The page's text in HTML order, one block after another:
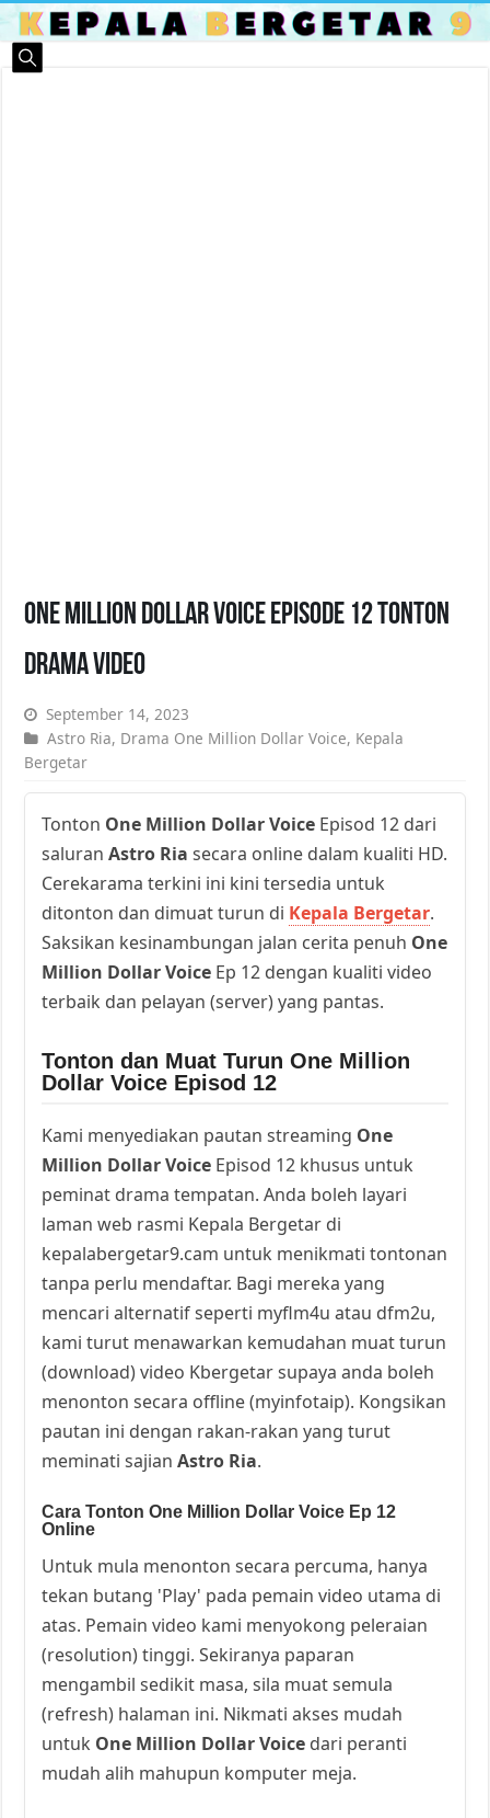
One Million Dollar Voice Episode 12 Tonton
Drama Video
September 14, 2023
Astro Ria, Drama One Million Dollar Voice, Kepala
Bergetar
Tonton One Million Dollar Voice Episod 12 dari
saluranAstro Ria secara online dalam kualiti HD.
Cerekarama terkini ini kini tersedia untuk
ditonton dan dimuat turun di Kepala Bergetar.
Saksikan kesinambungan jalan cerita penuh One
Million Dollar Voice Ep 12 dengan kualiti video
terbaik dan pelayan (server) yang pantas.
Tonton dan Muat Turun One Million
Dollar Voice Episod 12
Kami menyediakan pautan streaming One
Million Dollar Voice Episod 12 khusus untuk
peminat drama tempatan. Anda boleh layari
laman web rasmi Kepala Bergetar di
kepalabergetar9.cam untuk menikmati tontonan
tanpa perlu mendaftar. Bagi mereka yang
mencari alternatif seperti myflm4u atau dfm2u,
kami turut menawarkan kemudahan muat turun
(download) video Kbergetar supaya anda boleh
menonton secara offline (myinfotaip). Kongsikan
pautan ini dengan rakan-rakan yang turut
meminati sajianAstro Ria.
Cara Tonton One Million Dollar Voice Ep 12
Online
Untuk mula menonton secara percuma, hanya
tekan butang 'Play' pada pemain video utama di
atas. Pemain video kami menyokong peleraian
(resolution) tinggi. Sekiranya paparan
mengambil sedikit masa, sila muat semula
(refresh) halaman ini. Nikmati akses mudah
untuk One Million Dollar Voice dari peranti
mudah alih mahupun komputer meja.